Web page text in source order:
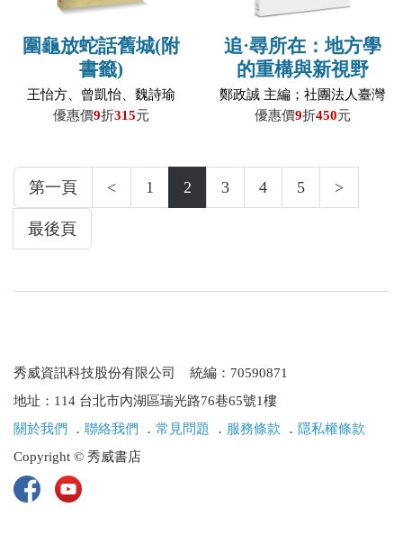
圍龜放蛇話舊城(附
書籤)
王怡方、曾凱怡、魏詩瑜
著；李宸瑩、林楟臻、陳柔
優惠價9折315元
追·尋所在：地方學
的重構與新視野
鄭政誠 主編；社團法人臺灣
文化事業發展協會、國立中
優惠價9折450元
第一頁 < 1 2 3 4 5 >
最後頁
秀威資訊科技股份有限公司 統編：70590871
地址：114 台北市內湖區瑞光路76巷65號1樓
關於我們
． 聯絡我們 ． 常見問題 ． 服務條款 ． 隱私權條款
Copyright © 秀威書店